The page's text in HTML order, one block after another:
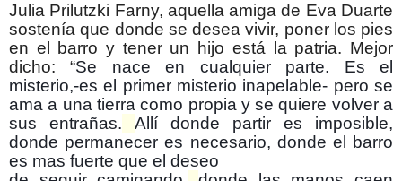
Julia Prilutzki Farny, aquella amiga de Eva Duarte
sostenía que donde se desea vivir, poner los pies
en el barro y tener un hijo está la patria. Mejor
dicho: “Se nace en cualquier parte. Es el
misterio,-es el primer misterio inapelable- pero se
ama a una tierra como propia y se quiere volver a
sus entrañas.
Allí donde partir es imposible,
donde permanecer es necesario, donde el barro
es mas fuerte que el deseo